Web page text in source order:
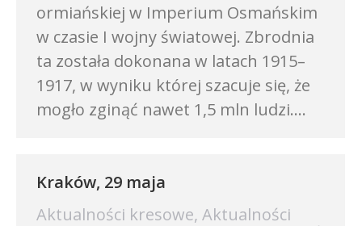
ormiańskiej w Imperium Osmańskim
w czasie I wojny światowej. Zbrodnia
ta została dokonana w latach 1915–
1917, w wyniku której szacuje się, że
mogło zginąć nawet 1,5 mln ludzi.…
Kraków, 29 maja
Aktualności kresowe, Aktualności